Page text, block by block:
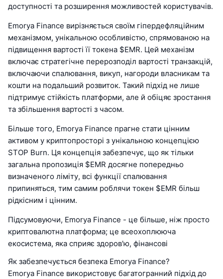
доступності та розширення можливостей користувачів.
Emorya Finance вирізняється своїм гіпердефляційним
механізмом, унікальною особливістю, спрямованою на
підвищення вартості її токена $EMR. Цей механізм
включає стратегічне перерозподіл вартості транзакцій,
включаючи спалювання, викуп, нагороди власникам та
кошти на подальший розвиток. Такий підхід не лише
підтримує стійкість платформи, але й обіцяє зростання
та збільшення вартості з часом.
Більше того, Emorya Finance прагне стати цінним
активом у криптопросторі з унікальною концепцією
STOP Burn. Ця концепція забезпечує, що як тільки
загальна пропозиція $EMR досягне попередньо
визначеного ліміту, всі функції спалювання
припиняться, тим самим роблячи токен $EMR більш
рідкісним і цінним.
Підсумовуючи, Emorya Finance - це більше, ніж просто
криптовалютна платформа; це всеохоплююча
екосистема, яка сприяє здоров'ю, фінансові
Як забезпечується безпека Emorya Finance?
Emorya Finance використовує багатогранний підхід до